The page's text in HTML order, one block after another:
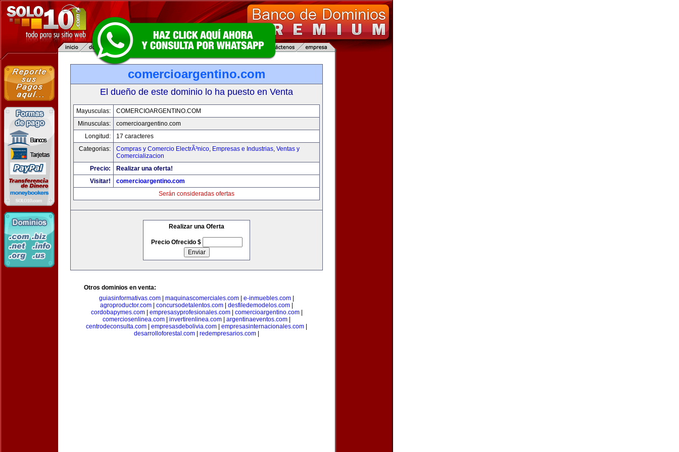
comercioargentino.com
El dueño de este dominio lo ha puesto en Venta
Mayusculas:
COMERCIOARGENTINO.COM
Minusculas:
comercioargentino.com
Longitud:
17 caracteres
Categorias:
Compras y Comercio ElectrÃ³nico, Empresas e Industrias, Ventas y
Comercializacion
Precio:
Realizar una oferta!
Visitar!
comercioargentino.com
Serán consideradas ofertas
Realizar una Oferta
Precio Ofrecido $
Otros dominios en venta:
guiasinformativas.com
maquinascomerciales.com e-inmuebles.com
agroproductor.com
concursodetalentos.com desfiledemodelos.com
cordobapymes.com| empresasyprofesionales.com| comercioargentino.com|
comerciosenlinea.com
invertirenlinea.com argentinaeventos.com
centrodeconsulta.com
empresasdebolivia.com empresasinternacionales.com
desarrolloforestal.com
redempresarios.com